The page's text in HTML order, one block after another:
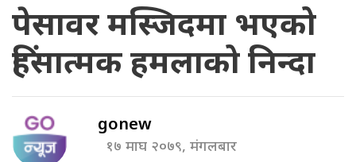
पेसावर मस्जिदमा भएको
हिंसात्मक हमलाको निन्दा
gonew
१७ माघ २०७९, मंगलबार